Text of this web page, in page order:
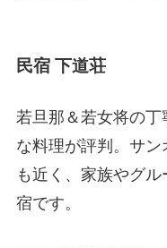
民宿 下道荘
若旦那＆若女将の
な料理が評判。サ
も近く、家族やグ
宿です。